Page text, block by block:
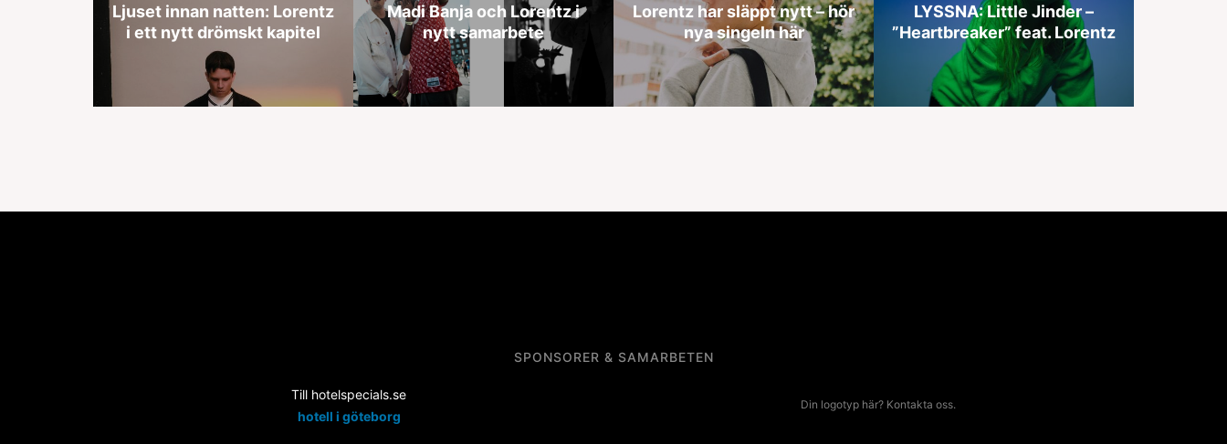
Ljuset innan natten: Lorentz
i ett nytt drömskt kapitel
Madi Banja och Lorentz i
nytt samarbete
Lorentz har släppt nytt – hör
nya singeln här
LYSSNA: Little Jinder –
”Heartbreaker” feat. Lorentz
SPONSORER & SAMARBETEN
Till hotelspecials.se
hotell i göteborg
Din logotyp här? Kontakta oss.